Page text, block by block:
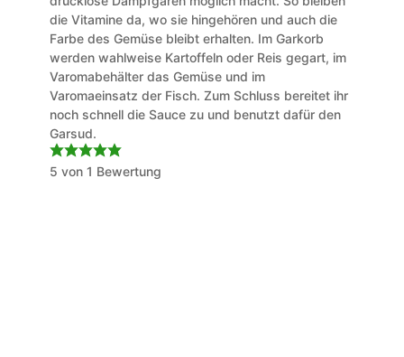
die Vitamine da, wo sie hingehören und auch die
Farbe des Gemüse bleibt erhalten. Im Garkorb
werden wahlweise Kartoffeln oder Reis gegart, im
Varomabehälter das Gemüse und im
Varomaeinsatz der Fisch. Zum Schluss bereitet ihr
noch schnell die Sauce zu und benutzt dafür den
Garsud.
5 von 1 Bewertung